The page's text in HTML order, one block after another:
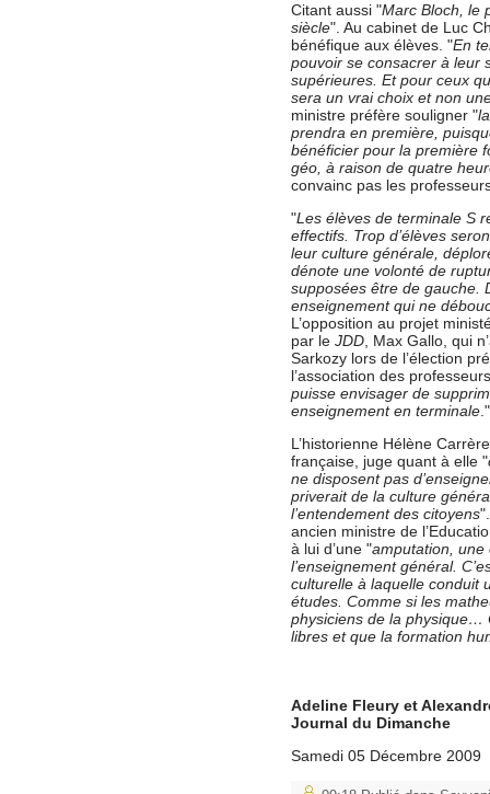
Citant aussi "Marc Bloch, le
siècle". Au cabinet de Luc
bénéfique aux élèves. "En
pouvoir se consacrer à leur
supérieures. Et pour ceux
sera un vrai choix et non
ministre préfère souligner "
prendra en première,
bénéficier pour la première
géo, à raison de quatre
convainc pas les
"Les élèves de terminale S
effectifs. Trop d’élèves
leur culture générale,
dénote une volonté de
supposées être de gauche.
enseignement qui ne
L’opposition au projet
par le JDD, Max Gallo, qui
Sarkozy lors de l’élection
l’association des
puisse envisager de
enseignement en terminale."
L’historienne Hélène
française, juge quant à elle "
ne disposent pas
priverait de la culture
l’entendement des citoyens
ancien ministre de
à lui d’une "amputation, une
l’enseignement général.
culturelle à laquelle conduit
études. Comme si les
physiciens de la physique…
libres et que la formation
Adeline Fleury et
Journal du Dimanche
Samedi 05 Décembre 2009